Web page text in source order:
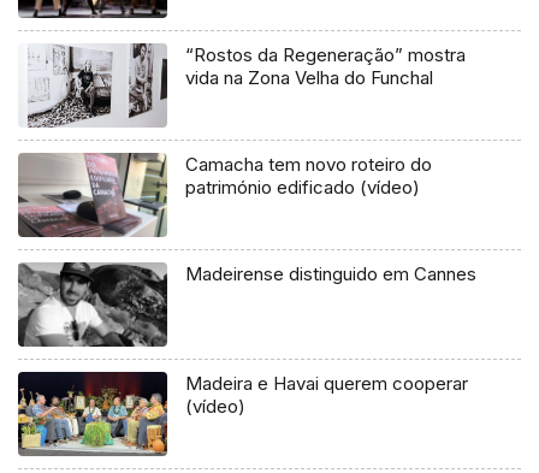
“Rostos da Regeneração” mostra
vida na Zona Velha do Funchal
Camacha tem novo roteiro do
património edificado (vídeo)
Madeirense distinguido em Cannes
Madeira e Havai querem cooperar
(vídeo)